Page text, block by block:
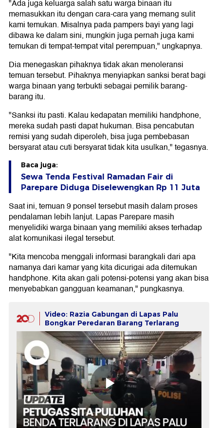
"Ada juga keluarga salah satu warga binaan itu
memasukkan itu dengan cara-cara yang memang sulit
kami temukan. Misalnya pada pampers bayi yang lagi
dibawa ke dalam sini, mungkin juga pernah juga kami
temukan di tempat-tempat vital perempuan," ungkapnya.
Dia menegaskan pihaknya tidak akan menoleransi
temuan tersebut. Pihaknya menyiapkan sanksi berat bagi
warga binaan yang terbukti sebagai pemilik barang-
barang itu.
"Sanksi itu pasti. Kalau kedapatan memiliki handphone,
mereka sudah pasti dapat hukuman. Bisa pencabutan
remisi yang sudah diperoleh, bisa juga pembebasan
bersyarat atau cuti bersyarat tidak kita usulkan," tegasnya.
Baca juga:
Sewa Tenda Festival Ramadan Fair di
Parepare Diduga Diselewengkan Rp 11 Juta
Saat ini, temuan 9 ponsel tersebut masih dalam proses
pendalaman lebih lanjut. Lapas Parepare masih
menyelidiki warga binaan yang memiliki akses terhadap
alat komunikasi ilegal tersebut.
"Kita mencoba menggali informasi barangkali dari apa
namanya dari kamar yang kita dicurigai ada ditemukan
handphone. Kita akan gali potensi-potensi yang akan bisa
menyebabkan gangguan keamanan," pungkasnya.
Video: Razia Gabungan di Lapas Palu
Bongkar Peredaran Barang Terlarang